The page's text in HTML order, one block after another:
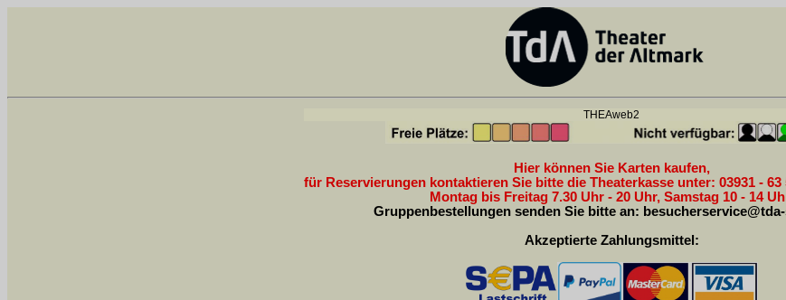
THEAweb2
Hier können Sie Karten kaufen,
für Reservierungen kontaktieren Sie bitte die Theaterkasse unter: 03931 - 63
Montag bis Freitag 7.30 Uhr - 20 Uhr, Samstag 10 - 14
Gruppenbestellungen senden Sie bitte an:
Akzeptierte Zahlungsmittel: